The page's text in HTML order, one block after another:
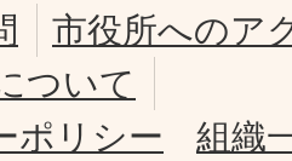
市役所へのア
ついて
ポリシー
組織